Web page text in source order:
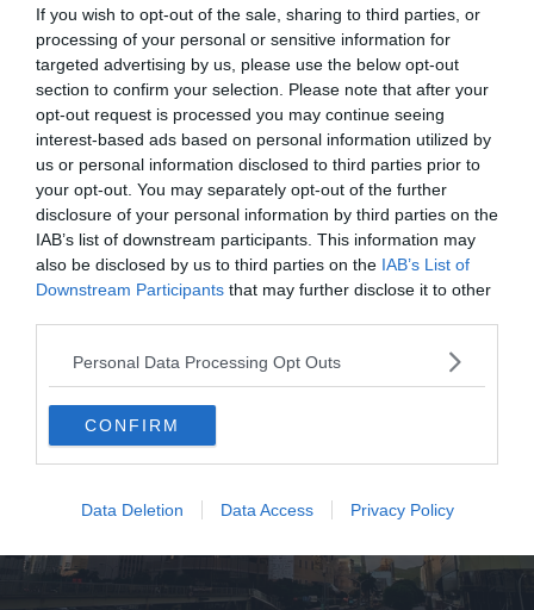
If you wish to opt-out of the sale, sharing to third parties, or
processing of your personal or sensitive information for
targeted advertising by us, please use the below opt-out
section to confirm your selection. Please note that after your
opt-out request is processed you may continue seeing
interest-based ads based on personal information utilized by
us or personal information disclosed to third parties prior to
your opt-out. You may separately opt-out of the further
disclosure of your personal information by third parties on the
IAB’s list of downstream participants. This information may
also be disclosed by us to third parties on the IAB’s List of
Downstream Participants that may further disclose it to other
Personal Data Processing Opt Outs
CONFIRM
Data Deletion Data Access Privacy Policy
peuvent atteindre la vitesse de 45 km/h à pleine
puissance. Autrement dit, il vous faut simplement 24
secondes pour aller tout en haut.
3. Taipei 101 – Taiwan – 60,48 km/h